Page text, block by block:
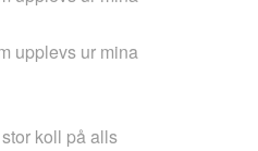
upplevs ur mina
koll på alls